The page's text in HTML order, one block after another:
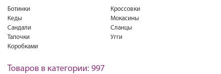
Ботинки
Кроссовки
Кеды
Мокасины
Сандали
Сланцы
Тапочки
Угги
Коробками
Товаров в категории: 997